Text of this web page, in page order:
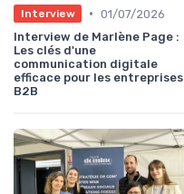
Interview • 01/07/2026
Interview de Marlène Page :
Les clés d'une
communication digitale
efficace pour les entreprises
B2B